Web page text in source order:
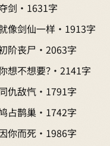
剑 · 1631字
像剑仙一样 · 1913字
阶丧尸 · 2063字
想不想要？ · 2141字
仇敌忾 · 1791字
占鹊巢 · 1742字
你而死 · 1986字